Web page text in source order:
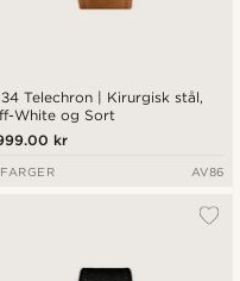
Telechron | Kirurgisk stål,
White og Sort
kr
AV86